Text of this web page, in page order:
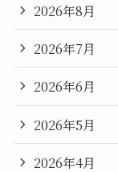
2026年8月
2026年7月
2026年6月
2026年5月
2026年4月